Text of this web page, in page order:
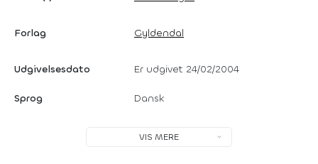
Forlag Gyldendal
Udgivelsesdato Er udgivet 24/02/2004
Sprog Dansk
VIS MERE